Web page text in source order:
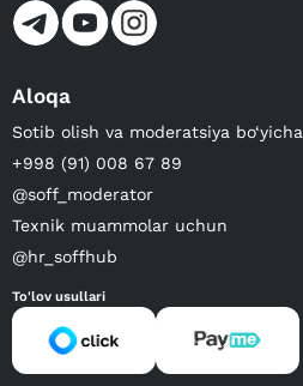
Aloqa
Sotib olish va moderatsiya bo‘yicha
+998 (91) 008 67 89
@soff_moderator
Texnik muammolar uchun
@hr_soffhub
To'lov usullari